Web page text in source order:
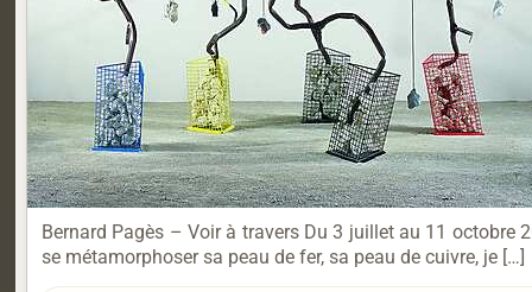
Bernard Pagès – Voir à travers Du 3 juillet au 11 octobre
se métamorphoser sa peau de fer, sa peau de cuivre, je […]